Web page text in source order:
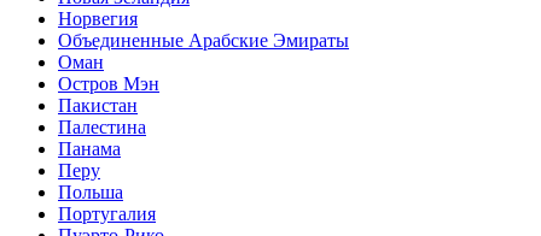
Норвегия
Объединенные Арабские Эмираты
Оман
Остров Мэн
Пакистан
Палестина
Панама
Перу
Польша
Португалия